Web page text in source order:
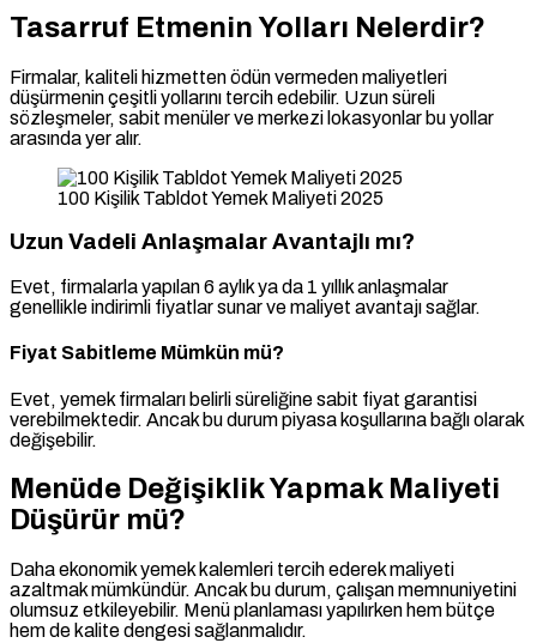
Tasarruf Etmenin Yolları Nelerdir?
Firmalar, kaliteli hizmetten ödün vermeden maliyetleri
düşürmenin çeşitli yollarını tercih edebilir. Uzun süreli
sözleşmeler, sabit menüler ve merkezi lokasyonlar bu yollar
arasında yer alır.
100 Kişilik Tabldot Yemek Maliyeti 2025
Uzun Vadeli Anlaşmalar Avantajlı mı?
Evet, firmalarla yapılan 6 aylık ya da 1 yıllık anlaşmalar
genellikle indirimli fiyatlar sunar ve maliyet avantajı sağlar.
Fiyat Sabitleme Mümkün mü?
Evet, yemek firmaları belirli süreliğine sabit fiyat garantisi
verebilmektedir. Ancak bu durum piyasa koşullarına bağlı olarak
değişebilir.
Menüde Değişiklik Yapmak Maliyeti
Düşürür mü?
Daha ekonomik yemek kalemleri tercih ederek maliyeti
azaltmak mümkündür. Ancak bu durum, çalışan memnuniyetini
olumsuz etkileyebilir. Menü planlaması yapılırken hem bütçe
hem de kalite dengesi sağlanmalıdır.